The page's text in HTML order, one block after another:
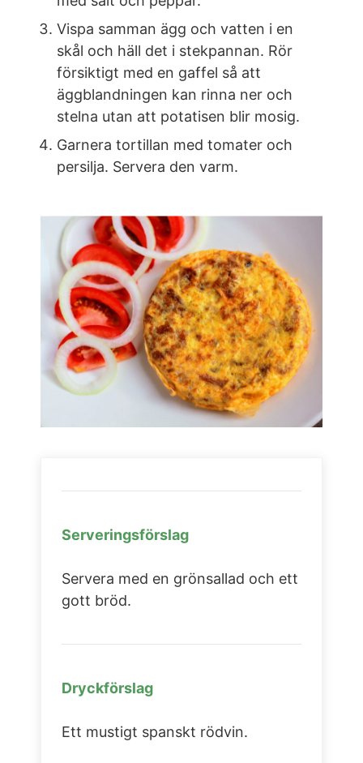
Vispa samman ägg och vatten i en
skål och häll det i stekpannan. Rör
försiktigt med en gaffel så att
äggblandningen kan rinna ner och
stelna utan att potatisen blir mosig.
Garnera tortillan med tomater och
persilja. Servera den varm.
Serveringsförslag
Servera med en grönsallad och ett
gott bröd.
Dryckförslag
Ett mustigt spanskt rödvin.